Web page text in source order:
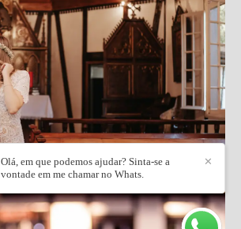
✕
Olá, em que podemos ajudar? Sinta-se a
vontade em me chamar no Whats.